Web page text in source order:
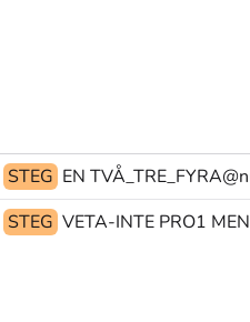
STEG
STEG VETA-INTE PRO1 MEN